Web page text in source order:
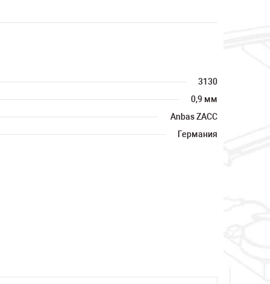
3130
0,9 мм
Anbas ZACC
Германия